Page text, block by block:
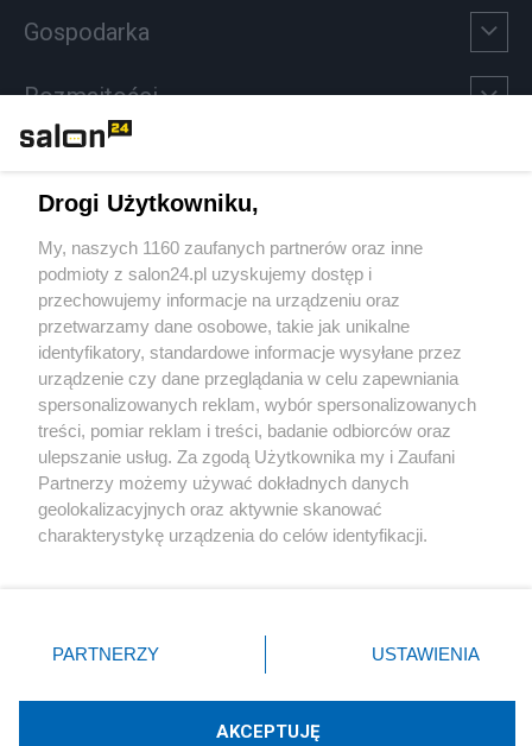
Gospodarka
Rozmaitości
Sport
Społeczeństwo
Kultura
X Facebook Instagram Youtube
Drogi Użytkowniku,
My, naszych 1160 zaufanych partnerów oraz inne
podmioty z salon24.pl uzyskujemy dostęp i
przechowujemy informacje na urządzeniu oraz
przetwarzamy dane osobowe, takie jak unikalne
identyfikatory, standardowe informacje wysyłane przez
urządzenie czy dane przeglądania w celu zapewniania
spersonalizowanych reklam, wybór spersonalizowanych
treści, pomiar reklam i treści, badanie odbiorców oraz
ulepszanie usług. Za zgodą Użytkownika my i Zaufani
Partnerzy możemy używać dokładnych danych
geolokalizacyjnych oraz aktywnie skanować
charakterystykę urządzenia do celów identyfikacji.
zmienić/wycofać klikając przycisk ustawień prywatności
znajdujący się w lewym dolnym rogu strony
rodzaje przetwarzania danych nie wymagają zgody
użytkownika, ale masz prawo sprzeciwić się takiemu
PARTNERZY USTAWIENIA
AKCEPTUJĘ